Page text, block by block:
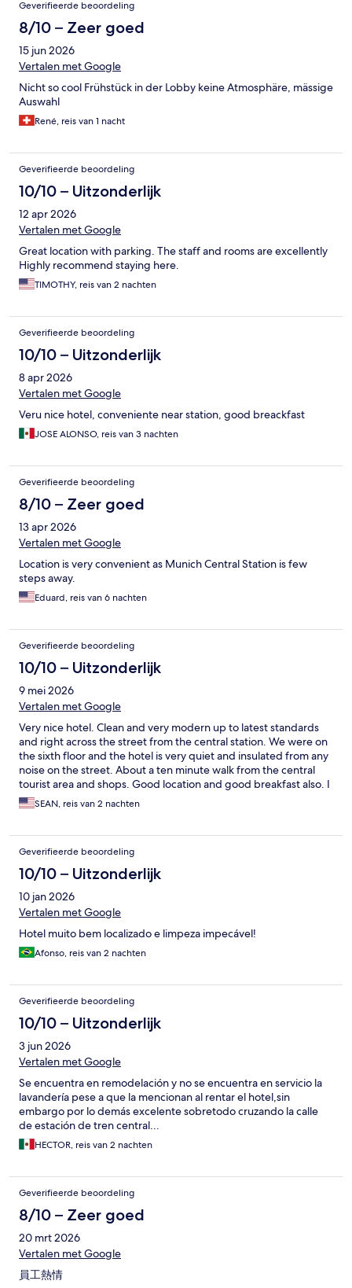
Geverifieerde beoordeling
8/10 – Zeer goed
15 jun 2026
Vertalen met Google
Nicht so cool Frühstück in der Lobby keine Atmosphäre, mässige
Auswahl
René, reis van 1 nacht
Geverifieerde beoordeling
10/10 – Uitzonderlijk
12 apr 2026
Vertalen met Google
Great location with parking. The staff and rooms are excellently
Highly recommend staying here.
TIMOTHY, reis van 2 nachten
Geverifieerde beoordeling
10/10 – Uitzonderlijk
8 apr 2026
Vertalen met Google
Veru nice hotel, conveniente near station, good breackfast
JOSE ALONSO, reis van 3 nachten
Geverifieerde beoordeling
8/10 – Zeer goed
13 apr 2026
Vertalen met Google
Location is very convenient as Munich Central Station is few
steps away.
Eduard, reis van 6 nachten
Geverifieerde beoordeling
10/10 – Uitzonderlijk
9 mei 2026
Vertalen met Google
Very nice hotel. Clean and very modern up to latest standards
and right across the street from the central station. We were on
the sixth floor and the hotel is very quiet and insulated from any
noise on the street. About a ten minute walk from the central
tourist area and shops. Good location and good breakfast also. I
would stay here again.
SEAN, reis van 2 nachten
Geverifieerde beoordeling
10/10 – Uitzonderlijk
10 jan 2026
Vertalen met Google
Hotel muito bem localizado e limpeza impecável!
Afonso, reis van 2 nachten
Geverifieerde beoordeling
10/10 – Uitzonderlijk
3 jun 2026
Vertalen met Google
Se encuentra en remodelación y no se encuentra en servicio la
lavandería pese a que la mencionan al rentar el hotel,sin
embargo por lo demás excelente sobretodo cruzando la calle
de estación de tren central...
HECTOR, reis van 2 nachten
Geverifieerde beoordeling
8/10 – Zeer goed
20 mrt 2026
Vertalen met Google
員工熱情